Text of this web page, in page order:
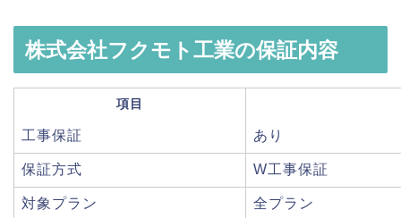
株式会社フクモト工業の保証内容
項目
工事保証 あり
保証方式 W工事保証
対象プラン 全プラン